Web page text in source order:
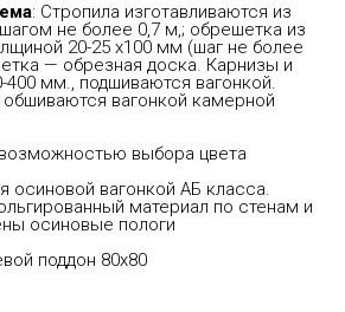
: Стропила изготавливаются из
не более 0,7 м,; обрешетка из
20-25 х100 мм (шаг не более
— обрезная доска. Карнизы и
мм., подшиваются вагонкой.
вагонкой камерной
выбора цвета
осиновой вагонкой АБ класса.
материал по стенам и
осиновые пологи
поддон 80х80